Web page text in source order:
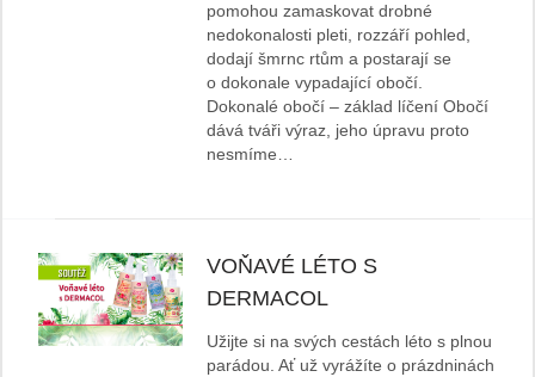
pomohou zamaskovat drobné
nedokonalosti pleti, rozzáří pohled,
dodají šmrnc rtům a postarají se
o dokonale vypadající obočí.
Dokonalé obočí – základ líčení Obočí
dává tváři výraz, jeho úpravu proto
nesmíme…
VOŇAVÉ LÉTO S
DERMACOL
Užijte si na svých cestách léto s plnou
parádou. Ať už vyrážíte o prázdninách